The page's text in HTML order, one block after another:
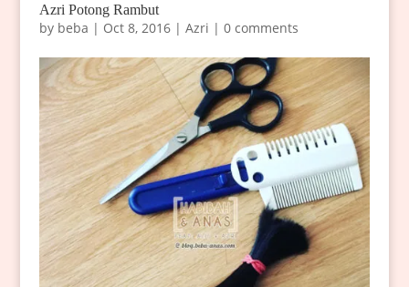
Azri Potong Rambut
by beba | Oct 8, 2016| Azri | 0 comments